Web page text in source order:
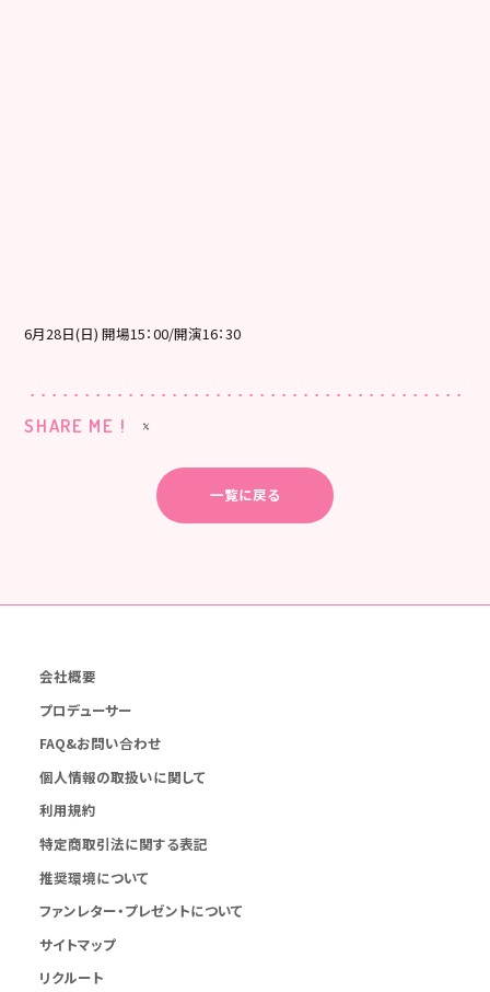
6月28日(日) 開場15：00/開演16：30
SHARE ME !
一覧に戻る
会社概要
プロデューサー
FAQ&お問い合わせ
個人情報の取扱いに関して
利用規約
特定商取引法に関する表記
推奨環境について
ファンレター・プレゼントについて
サイトマップ
リクルート